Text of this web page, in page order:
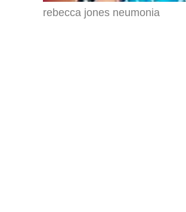
rebecca jones neumonia